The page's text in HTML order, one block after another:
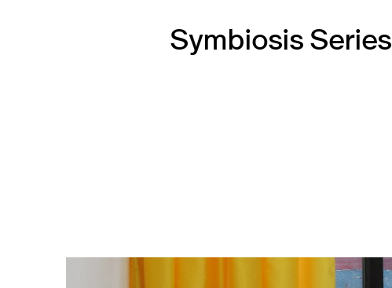
Symbiosis Series